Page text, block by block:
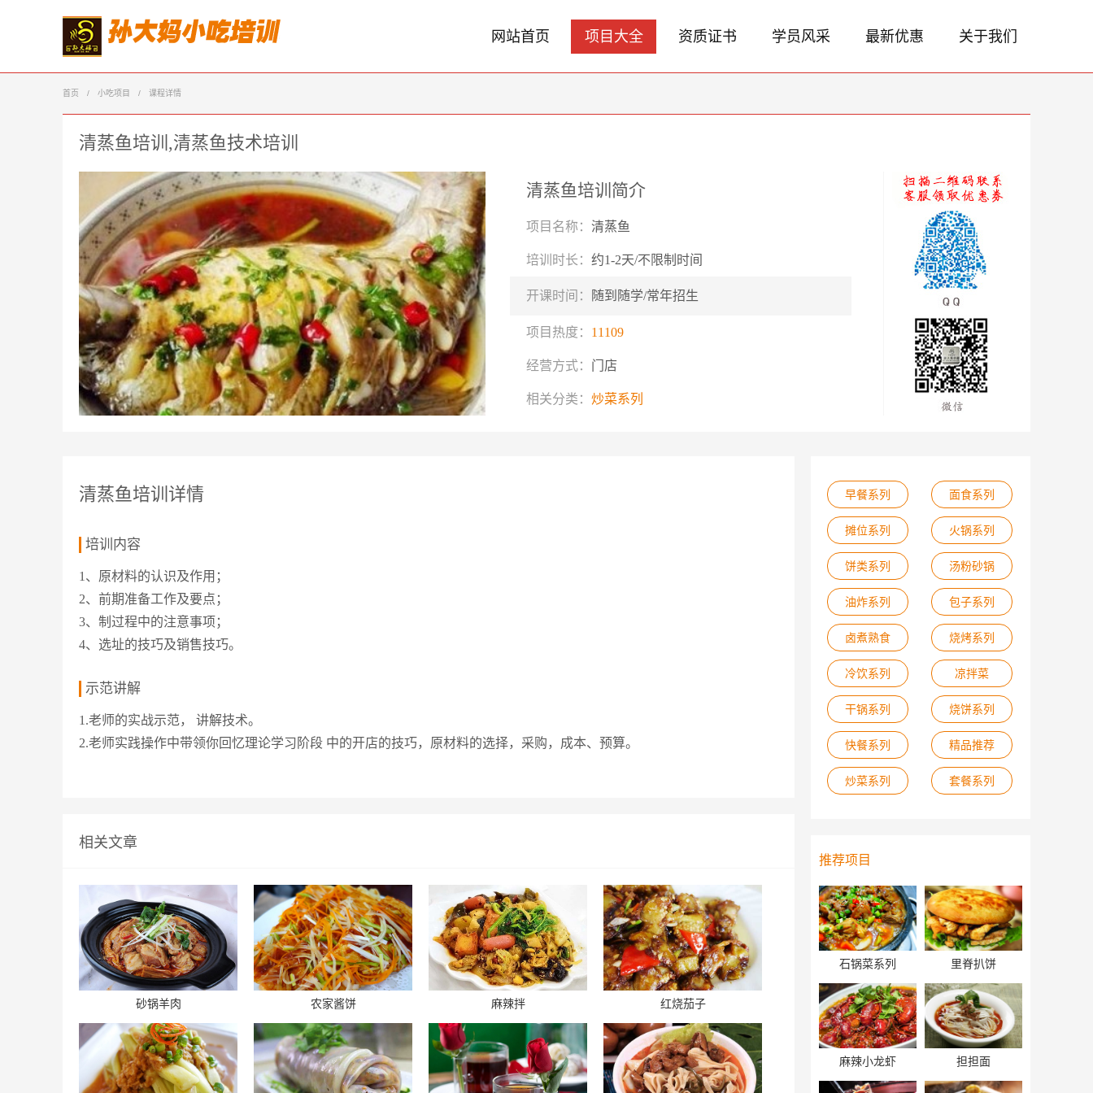
网站首页 项目大全 资质证书 学员风采 最新优惠 关于我们
首页 / 小吃项目 / 课程详情
清蒸鱼培训,清蒸鱼技术培训
清蒸鱼培训简介
项目名称： 清蒸鱼
培训时长： 约1-2天/不限制时间
开课时间： 随到随学/常年招生
项目热度： 11109
经营方式： 门店
相关分类： 炒菜系列
清蒸鱼培训详情
培训内容
1、原材料的认识及作用；
2、前期准备工作及要点；
3、制过程中的注意事项；
4、选址的技巧及销售技巧。
示范讲解
1.老师的实战示范， 讲解技术。
2.老师实践操作中带领你回忆理论学习阶段 中的开店的技巧，原材料的选择，采购，成本、预算。
相关文章
砂锅羊肉 农家酱饼 麻辣拌 红烧茄子
早餐系列 面食系列
摊位系列 火锅系列
饼类系列 汤粉砂锅
油炸系列 包子系列
卤煮熟食 烧烤系列
冷饮系列 凉拌菜
干锅系列 烧饼系列
快餐系列 精品推荐
炒菜系列 套餐系列
推荐项目
石锅菜系列 里脊扒饼
麻辣小龙虾 担担面